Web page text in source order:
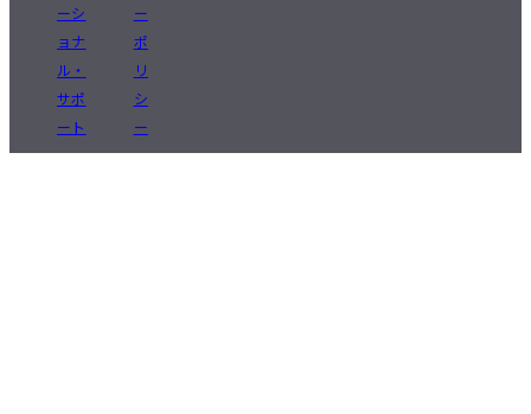
ーシ
ョナ
ル・
サポ
ート
ー
ポ
リ
シ
ー